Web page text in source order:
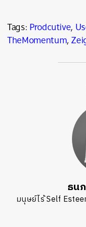
Tags:Prodcutive,
TheMomentum,
ธน
มนุษย์ไร้ Self